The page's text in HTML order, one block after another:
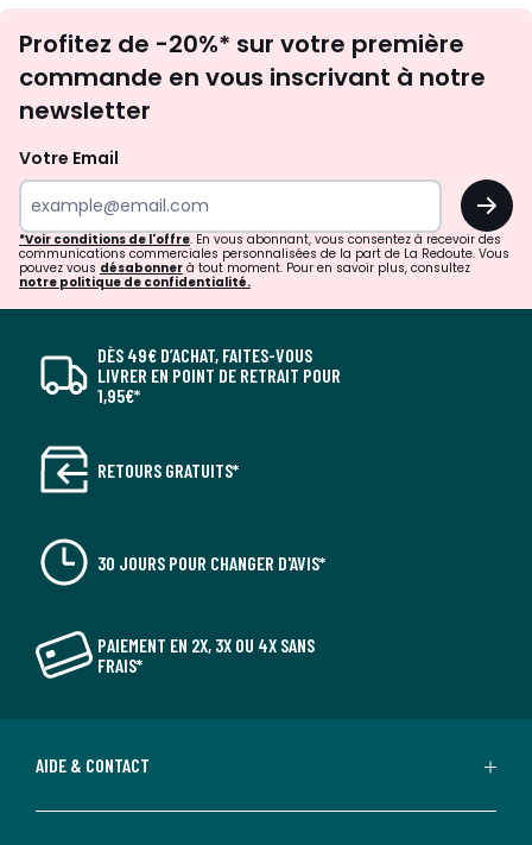
newsletter
Profitez de -20%* sur votre première
commande en vous inscrivant à notre
newsletter
Votre Email
OK
*Voir conditions de l'offre. En vous abonnant, vous consentez à recevoir des
communications commerciales personnalisées de la part de La Redoute. Vous
pouvez vous désabonner à tout moment. Pour en savoir plus, consultez
notre politique de confidentialité.
DÈS 49€ D’ACHAT, FAITES-VOUS
LIVRER EN POINT DE RETRAIT POUR
1,95€*
RETOURS GRATUITS*
30 JOURS POUR CHANGER D'AVIS*
PAIEMENT EN 2X, 3X OU 4X SANS
FRAIS*
AIDE & CONTACT